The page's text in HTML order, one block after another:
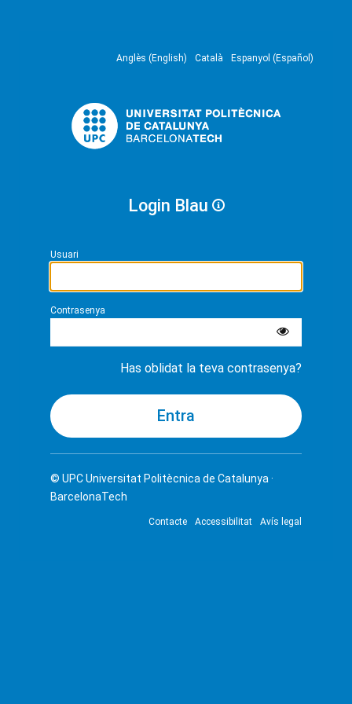
Anglès (English) Català Espanyol (Español)
Login Blau
Usuari
Contrasenya
Has oblidat la teva contrasenya?
© UPCUniversitat Politècnica de Catalunya ·
BarcelonaTech
Contacte Accessibilitat Avís legal